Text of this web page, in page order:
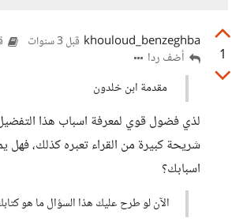
1
khouloud_benzeghba قبل 3 سنوات
أضف ردا
مقدمة ابن خلدون
لذي فضول قوي لمعرفة اسباب هذا
شريحة كبيرة من القراء تعبره كذلك، فهل
اسبابك؟
الآن لو طرح عليك هذا السؤال ما هو